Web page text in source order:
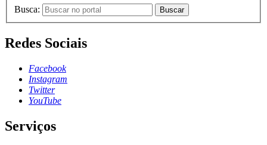
Busca: Buscar
Redes Sociais
Facebook
Instagram
Twitter
YouTube
Serviços